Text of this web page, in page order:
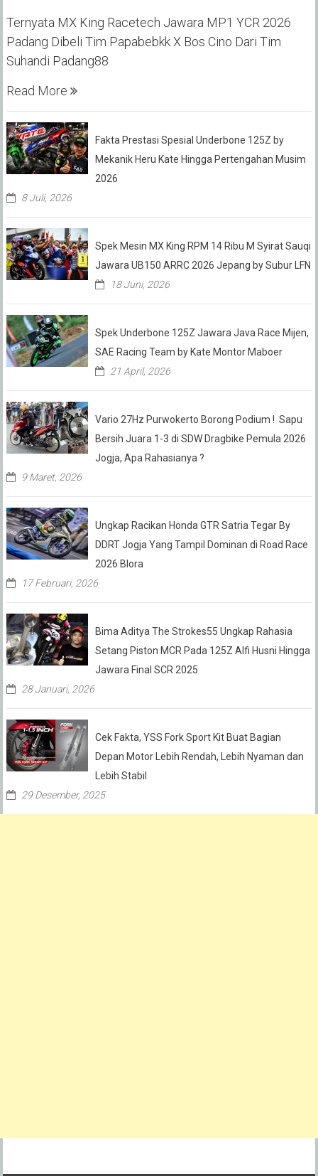
Ternyata MX King Racetech Jawara MP1 YCR 2026
Padang Dibeli Tim Papabebkk X Bos Cino Dari Tim
Suhandi Padang88
Read More
Fakta Prestasi Spesial Underbone 125Z by
Mekanik Heru Kate Hingga Pertengahan Musim
2026
8 Juli, 2026
Spek Mesin MX King RPM 14 Ribu M Syirat Sauqi
Jawara UB150 ARRC 2026 Jepang by Subur LFN
18 Juni, 2026
Spek Underbone 125Z Jawara Java Race Mijen,
SAE Racing Team by Kate Montor Maboer
21 April, 2026
Vario 27Hz Purwokerto Borong Podium ! Sapu
Bersih Juara 1-3 di SDW Dragbike Pemula 2026
Jogja, Apa Rahasianya ?
9 Maret, 2026
Ungkap Racikan Honda GTR Satria Tegar By
DDRT Jogja Yang Tampil Dominan di Road Race
2026 Blora
17 Februari, 2026
Bima Aditya The Strokes55 Ungkap Rahasia
Setang Piston MCR Pada 125Z Alfi Husni Hingga
Jawara Final SCR 2025
28 Januari, 2026
Cek Fakta, YSS Fork Sport Kit Buat Bagian
Depan Motor Lebih Rendah, Lebih Nyaman dan
Lebih Stabil
29 Desember, 2025